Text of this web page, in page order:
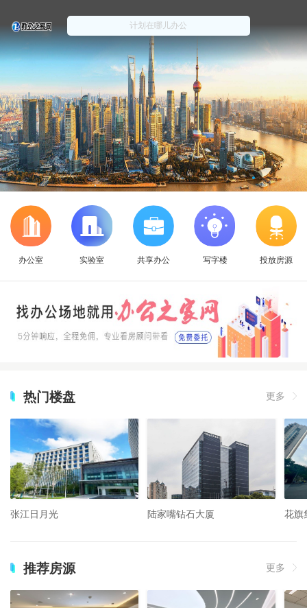
办公室 实验室 共享办公 写字楼 投放房源
热门楼盘 更多
张江日月光 陆家嘴钻石大厦 花旗
推荐房源 更多